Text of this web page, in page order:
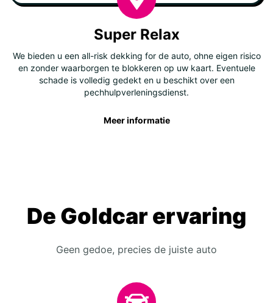
Super Relax
We bieden u een all-risk dekking for de auto, ohne eigen risico
en zonder waarborgen te blokkeren op uw kaart. Eventuele
schade is volledig gedekt en u beschikt over een
pechhulpverleningsdienst.
Meer informatie
De Goldcar ervaring
Geen gedoe, precies de juiste auto